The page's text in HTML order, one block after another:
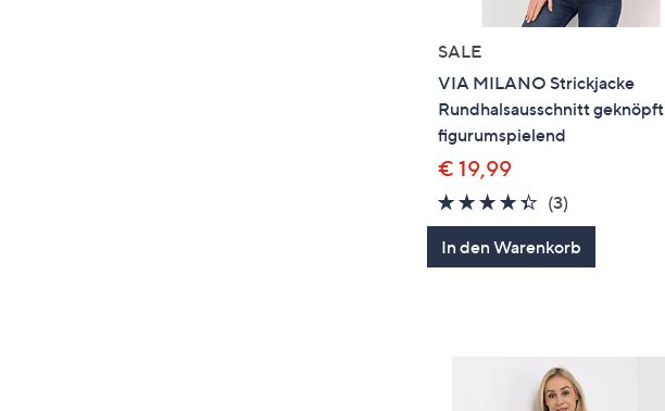
SALE
VIA MILANO Strickjacke
Rundhalsausschnitt geknöpft
figurumspielend
€ 19,99
4.3
von
5
(3)3
Bewertungen
In den Warenkorb